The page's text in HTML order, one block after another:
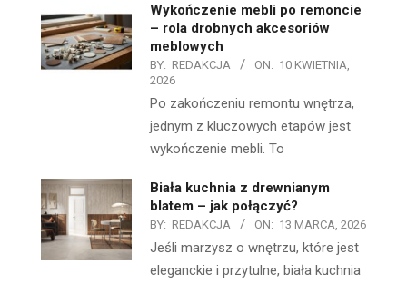
Wykończenie mebli po remoncie
– rola drobnych akcesoriów
meblowych
BY: REDAKCJA ON: 10 KWIETNIA,
2026
Po zakończeniu remontu wnętrza,
jednym z kluczowych etapów jest
wykończenie mebli. To
Biała kuchnia z drewnianym
blatem – jak połączyć?
BY: REDAKCJA ON: 13 MARCA, 2026
Jeśli marzysz o wnętrzu, które jest
eleganckie i przytulne, biała kuchnia